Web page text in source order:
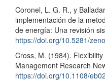
Coronel, L. G. R., y
implementación de la
de energía: Una revisión
https://doi.org/10.5281/
Cross, M. (1984).
Management Research
https://doi.org/10.1108/